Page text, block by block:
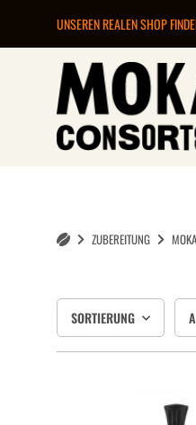
UNSEREN REALEN SHOP
ZUBEREITUNG
SORTIERUNG